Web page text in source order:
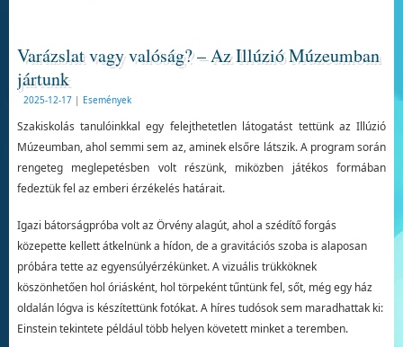
Varázslat vagy valóság? – Az Illúzió Múzeumban
jártunk
2025-12-17 | Események
Szakiskolás tanulóinkkal egy felejthetetlen látogatást tettünk az Illúzió
Múzeumban, ahol semmi sem az, aminek elsőre látszik. A program során
rengeteg meglepetésben volt részünk, miközben játékos formában
fedeztük fel az emberi érzékelés határait.
Igazi bátorságpróba volt az Örvény alagút, ahol a szédítő forgás
közepette kellett átkelnünk a hídon, de a gravitációs szoba is alaposan
próbára tette az egyensúlyérzékünket. A vizuális trükköknek
köszönhetően hol óriásként, hol törpeként tűntünk fel, sőt, még egy ház
oldalán lógva is készítettünk fotókat. A híres tudósok sem maradhattak ki:
Einstein tekintete például több helyen követett minket a teremben.